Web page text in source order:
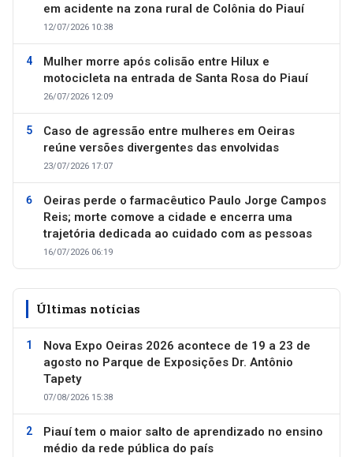
em acidente na zona rural de Colônia do Piauí
12/07/2026 10:38
Mulher morre após colisão entre Hilux e
motocicleta na entrada de Santa Rosa do Piauí
26/07/2026 12:09
Caso de agressão entre mulheres em Oeiras
reúne versões divergentes das envolvidas
23/07/2026 17:07
Oeiras perde o farmacêutico Paulo Jorge Campos
Reis; morte comove a cidade e encerra uma
trajetória dedicada ao cuidado com as pessoas
16/07/2026 06:19
Últimas notícias
Nova Expo Oeiras 2026 acontece de 19 a 23 de
agosto no Parque de Exposições Dr. Antônio
Tapety
07/08/2026 15:38
Piauí tem o maior salto de aprendizado no ensino
médio da rede pública do país